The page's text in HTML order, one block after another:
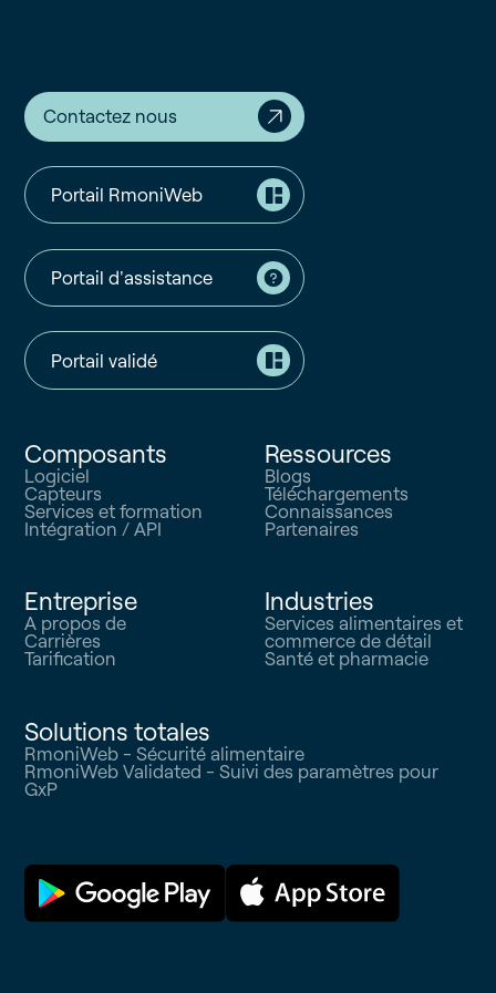
Contactez nous
Portail RmoniWeb
Portail d'assistance
Portail validé
Composants
Logiciel
Capteurs
Services et formation
Intégration / API
Ressources
Blogs
Téléchargements
Connaissances
Partenaires
Entreprise
A propos de
Carrières
Tarification
Industries
Services alimentaires et
commerce de détail
Santé et pharmacie
Solutions totales
RmoniWeb - Sécurité alimentaire
RmoniWeb Validated - Suivi des paramètres pour
GxP